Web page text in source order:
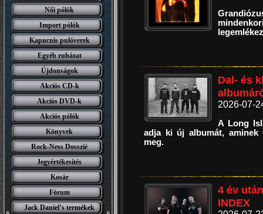
Női pólók
Import pólók
Kapucnis pulóverek
Egyéb ruházat
Újdonságok
Akciós CD-k
Akciós DVD-k
Akciós pólók
Könyvek
Rock-Ness Dosszié
Jegyértékesítés
Kosár
Fórum
Jack Daniel’s termékek
Dal- és
2026-07-
A Long
adja ki új albumát, aminek
meg.
4 év
INDEX